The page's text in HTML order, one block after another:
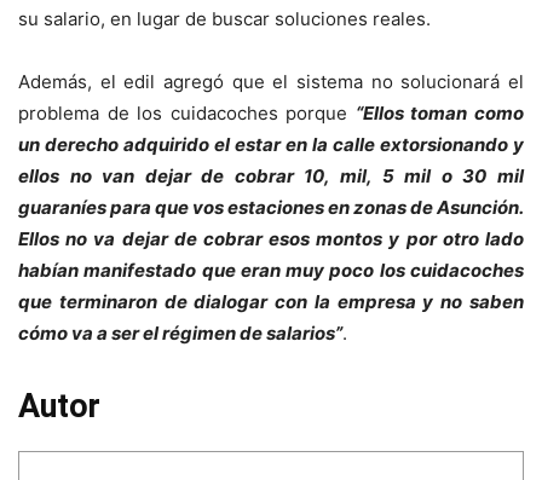
su salario, en lugar de buscar soluciones reales.
Además, el edil agregó que el sistema no solucionará el
problema de los cuidacoches porque “Ellos toman como
un derecho adquirido el estar en la calle extorsionando y
ellos no van dejar de cobrar 10, mil, 5 mil o 30 mil
guaraníes para que vos estaciones en zonas de Asunción.
Ellos no va dejar de cobrar esos montos y por otro lado
habían manifestado que eran muy poco los cuidacoches
que terminaron de dialogar con la empresa y no saben
cómo va a ser el régimen de salarios”.
Autor